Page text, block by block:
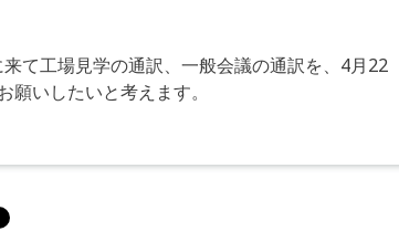
て工場見学の通訳、一般会議の通訳を、4月22
いしたいと考えます。